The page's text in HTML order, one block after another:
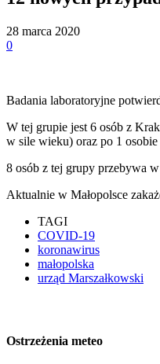
28 marca 2020
0
Badania laboratoryjne
W tej grupie jest 6 osób z
w sile wieku) oraz po 1
8 osób z tej grupy przebywa
Aktualnie w Małopolsce
TAGI
COVID-19
koronawirus
małopolska
urząd Marszałkowski
Ostrzeżenia meteo